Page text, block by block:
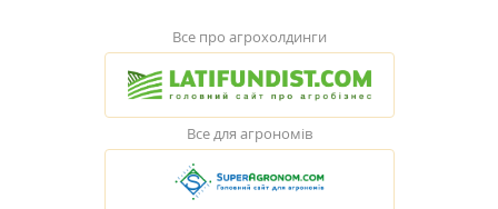
Все про агрохолдинги
Все для агрономів